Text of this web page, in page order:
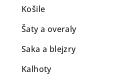
Košile
Šaty a overaly
Saka a blejzry
Kalhoty